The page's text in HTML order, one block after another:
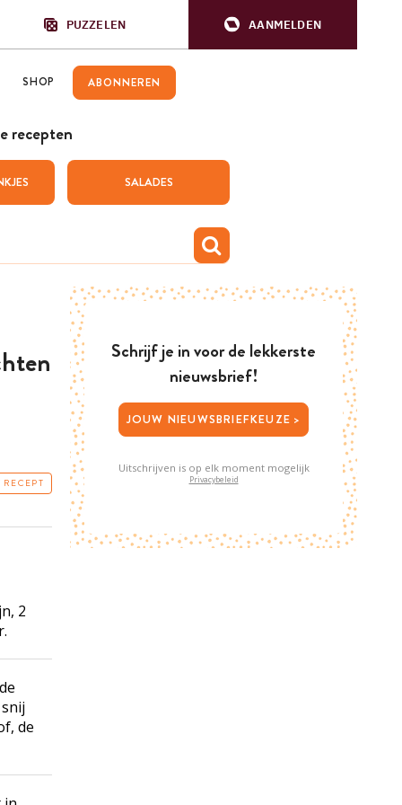
PUZZELEN AANMELDEN
SHOP ABONNEREN
recepten
SALADES
2
de
Schrijf je in voor de lekkerste
nieuwsbrief!
JOUW NIEUWSBRIEFKEUZE >
Uitschrijven is op elk moment mogelijk
Privacybeleid